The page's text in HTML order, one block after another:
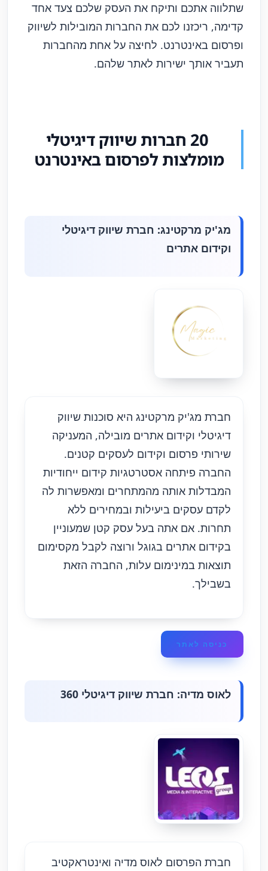
שתלווה אתכם ותיקח את העסק שלכם צעד אחד
קדימה, ריכזנו לכם את החברות המובילות לשיווק
ופרסום באינטרנט. לחיצה על אחת מהחברות
תעביר אותך ישירות לאתר שלהם.
20 חברות שיווק דיגיטלי
מומלצות לפרסום באינטרנט
מג'יק מרקטינג: חברת שיווק דיגיטלי
וקידום אתרים
חברת מג'יק מרקטינג היא סוכנות שיווק
דיגיטלי וקידום אתרים מובילה, המעניקה
שירותי פרסום וקידום לעסקים קטנים.
החברה פיתחה אסטרטגיות קידום ייחודיות
המבדלות אותה מהמתחרים ומאפשרות לה
לקדם עסקים ביעילות ובמחירים ללא
תחרות. אם אתה בעל עסק קטן שמעוניין
בקידום אתרים בגוגל ורוצה לקבל מקסימום
תוצאות במינימום עלות, החברה הזאת
בשבילך.
כניסה לאתר
לאוס מדיה: חברת שיווק דיגיטלי 360
חברת הפרסום לאוס מדיה ואינטראקטיב